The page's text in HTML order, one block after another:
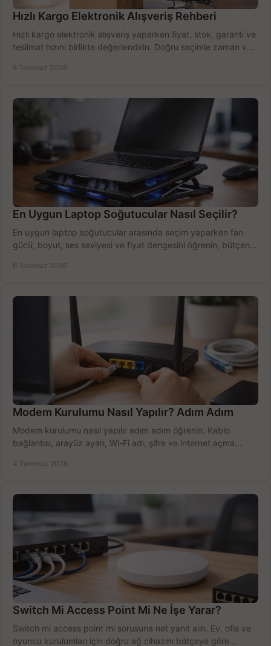
Hızlı Kargo Elektronik Alışveriş Rehberi
Hızlı kargo elektronik alışveriş yaparken fiyat, stok, garanti ve
teslimat hızını birlikte değerlendirin. Doğru seçimle zaman ve
8 Temmuz 2026
En Uygun Laptop Soğutucular Nasıl Seçilir?
En uygun laptop soğutucular arasında seçim yaparken fan
gücü, boyut, ses seviyesi ve fiyat dengesini öğrenin, bütçenizi
6 Temmuz 2026
Modem Kurulumu Nasıl Yapılır? Adım Adım
Modem kurulumu nasıl yapılır adım adım öğrenin. Kablo
bağlantısı, arayüz ayarı, Wi-Fi adı, şifre ve internet açma
4 Temmuz 2026
Switch Mi Access Point Mi Ne İşe Yarar?
Switch mi access point mi sorusuna net yanıt alın. Ev, ofis ve
oyuncu kurulumları için doğru ağ cihazını bütçeye göre